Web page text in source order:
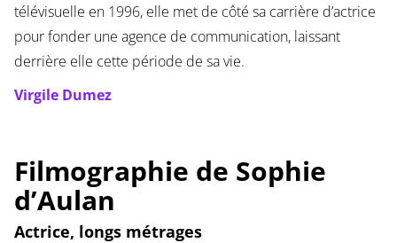
télévisuelle en 1996, elle met de côté sa carrière d’actrice
pour fonder une agence de communication, laissant
derrière elle cette période de sa vie.
Virgile Dumez
Filmographie de Sophie
d’Aulan
Actrice, longs métrages